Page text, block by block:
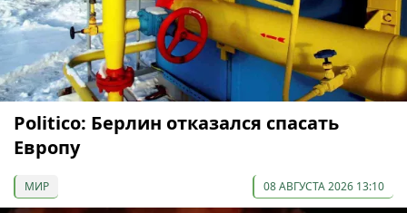
Politico: Берлин отказался спасать
Европу
МИР 08 АВГУСТА 2026 13:10